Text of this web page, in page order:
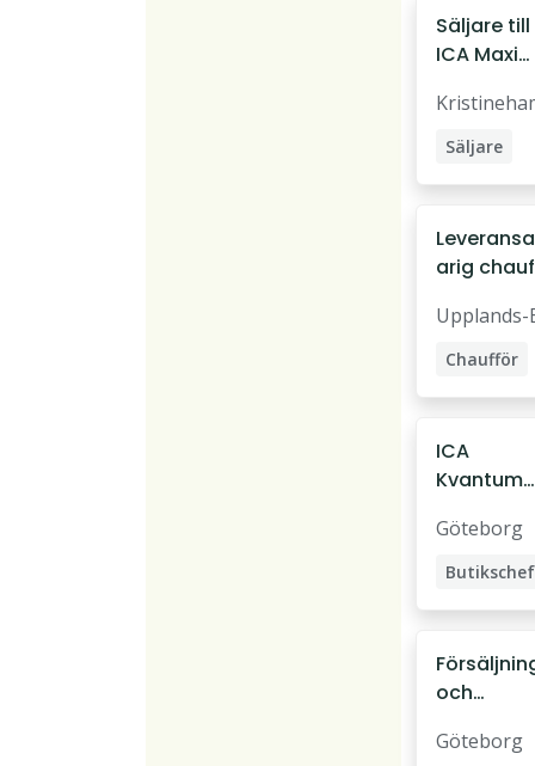
Säljare till
ICA Maxi
Säljare
arig
Chaufför
ICA
Kvantum
söker
Göteborg
Butikschef
och
Göteborg